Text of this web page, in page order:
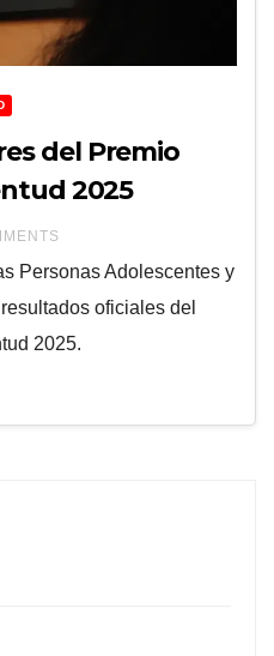
del Premio
2025
Personas Adolescentes y
oficiales del
2025.